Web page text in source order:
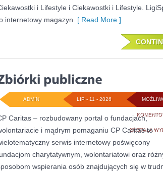
i Lifestyle i Ciekawostki i Lifestyle.
internetowy magazyn [ Read More ]
ZOSTAŁA
LIP - 11 - 2026
ADMIN
Caritas – rozbudowany portal o fundacjach,
i mądrym pomaganiu CP Caritas to
serwis internetowy poświęcony
charytatywnym, wolontariatowi oraz
wspierania osób znajdujących się w